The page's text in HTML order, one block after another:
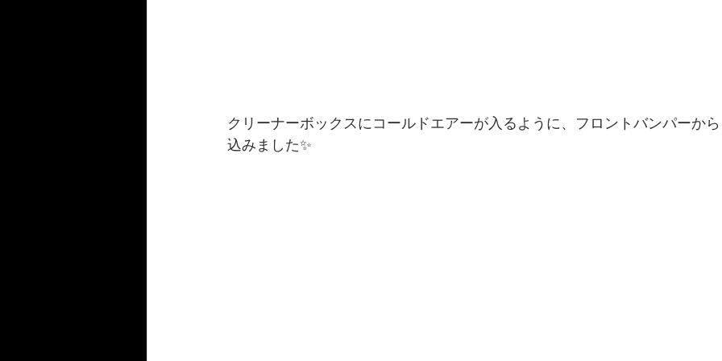
クリーナーボックスにコールドエアーが入るように、フロントバンパーか
込みました✨